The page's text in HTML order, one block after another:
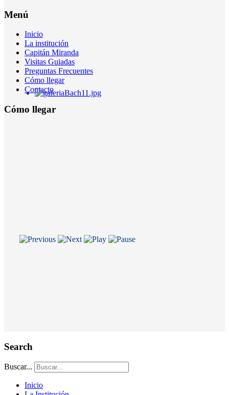
Menú
Inicio
La institución
Capitán Miranda
Visitas Guiadas
Preguntas Frecuentes
Cómo llegar
Contacto
Cómo llegar
Search
Buscar...
Inicio